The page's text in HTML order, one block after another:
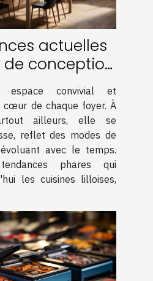
actuelles
conception
à Lille
espace convivial et
cœur de chaque foyer. À
ailleurs, elle se
reflet des modes de
avec le temps.
phares qui
les cuisines lilloises,